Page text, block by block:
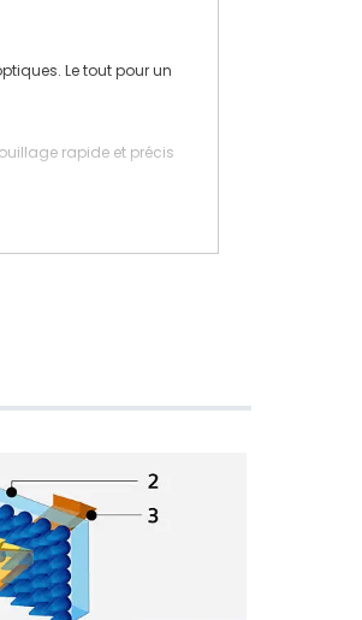
Le tout pour un
rapide et précis
et à l'humidité permet